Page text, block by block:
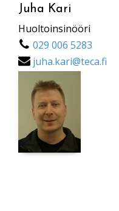
Juha Kari
Huoltoinsinööri
029 006 5283
juha.kari@teca.fi